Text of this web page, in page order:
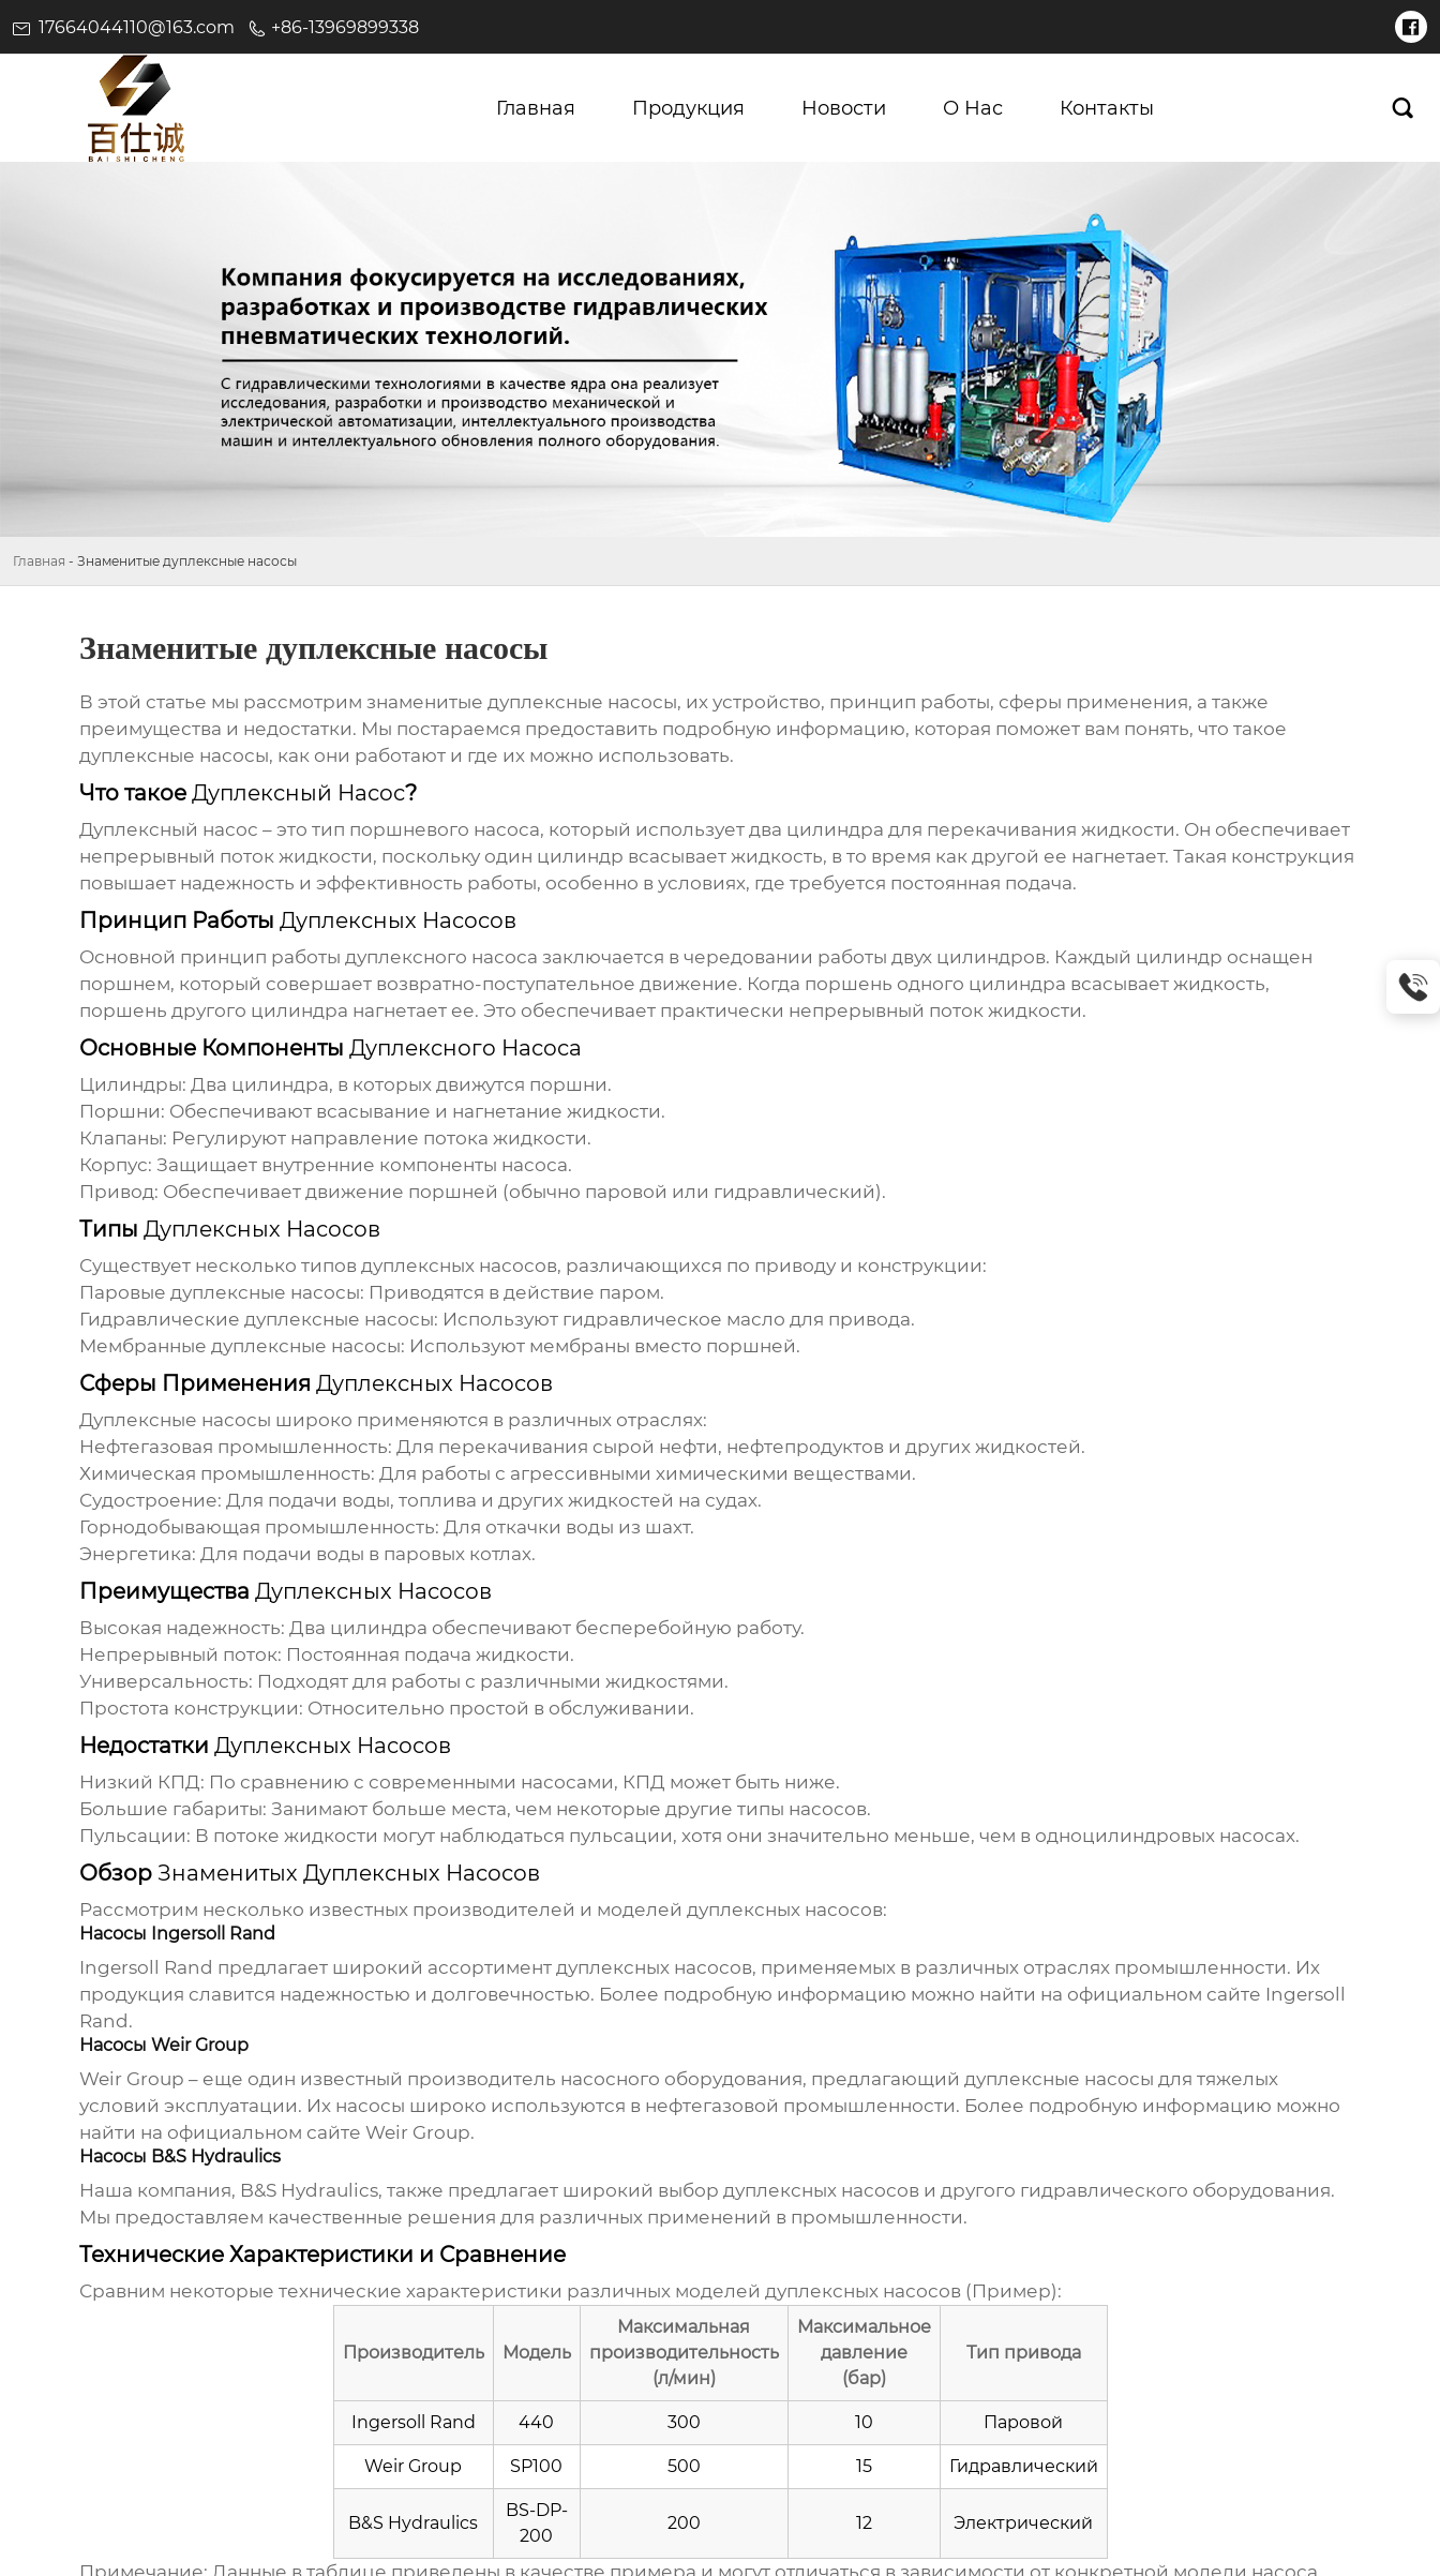
17664044110@163.com +86-13969899338 
Главная Продукция Новости О Нас Контакты 
Главная - Знаменитые дуплексные насосы
Знаменитые дуплексные насосы
В этой статье мы рассмотрим знаменитые дуплексные насосы, их устройство, принцип работы, сферы применения, а также
преимущества и недостатки. Мы постараемся предоставить подробную информацию, которая поможет вам понять, что такое
дуплексные насосы, как они работают и где их можно использовать.
Что такое Дуплексный Насос?
Дуплексный насос – это тип поршневого насоса, который использует два цилиндра для перекачивания жидкости. Он обеспечивает
непрерывный поток жидкости, поскольку один цилиндр всасывает жидкость, в то время как другой ее нагнетает. Такая конструкция
повышает надежность и эффективность работы, особенно в условиях, где требуется постоянная подача.
Принцип Работы Дуплексных Насосов
Основной принцип работы дуплексного насоса заключается в чередовании работы двух цилиндров. Каждый цилиндр оснащен
поршнем, который совершает возвратно-поступательное движение. Когда поршень одного цилиндра всасывает жидкость,
поршень другого цилиндра нагнетает ее. Это обеспечивает практически непрерывный поток жидкости.
Основные Компоненты Дуплексного Насоса
Цилиндры: Два цилиндра, в которых движутся поршни.
Поршни: Обеспечивают всасывание и нагнетание жидкости.
Клапаны: Регулируют направление потока жидкости.
Корпус: Защищает внутренние компоненты насоса.
Привод: Обеспечивает движение поршней (обычно паровой или гидравлический).
Типы Дуплексных Насосов
Существует несколько типов дуплексных насосов, различающихся по приводу и конструкции:
Паровые дуплексные насосы: Приводятся в действие паром.
Гидравлические дуплексные насосы: Используют гидравлическое масло для привода.
Мембранные дуплексные насосы: Используют мембраны вместо поршней.
Сферы Применения Дуплексных Насосов
Дуплексные насосы широко применяются в различных отраслях:
Нефтегазовая промышленность: Для перекачивания сырой нефти, нефтепродуктов и других жидкостей.
Химическая промышленность: Для работы с агрессивными химическими веществами.
Судостроение: Для подачи воды, топлива и других жидкостей на судах.
Горнодобывающая промышленность: Для откачки воды из шахт.
Энергетика: Для подачи воды в паровых котлах.
Преимущества Дуплексных Насосов
Высокая надежность: Два цилиндра обеспечивают бесперебойную работу.
Непрерывный поток: Постоянная подача жидкости.
Универсальность: Подходят для работы с различными жидкостями.
Простота конструкции: Относительно простой в обслуживании.
Недостатки Дуплексных Насосов
Низкий КПД: По сравнению с современными насосами, КПД может быть ниже.
Большие габариты: Занимают больше места, чем некоторые другие типы насосов.
Пульсации: В потоке жидкости могут наблюдаться пульсации, хотя они значительно меньше, чем в одноцилиндровых насосах.
Обзор Знаменитых Дуплексных Насосов
Рассмотрим несколько известных производителей и моделей дуплексных насосов:
Насосы Ingersoll Rand
Ingersoll Rand предлагает широкий ассортимент дуплексных насосов, применяемых в различных отраслях промышленности. Их
продукция славится надежностью и долговечностью. Более подробную информацию можно найти на официальном сайте Ingersoll
Rand .
Насосы Weir Group
Weir Group – еще один известный производитель насосного оборудования, предлагающий дуплексные насосы для тяжелых
условий эксплуатации. Их насосы широко используются в нефтегазовой промышленности. Более подробную информацию можно
найти на официальном сайте Weir Group.
Насосы B&S Hydraulics
Наша компания, B&S Hydraulics, также предлагает широкий выбор дуплексных насосови другого гидравлического оборудования.
Мы предоставляем качественные решения для различных применений в промышленности.
Технические Характеристики и Сравнение
Сравним некоторые технические характеристики различных моделей дуплексных насосов(Пример):
Производитель Модель
Максимальная
производительность
(л/мин)
Максимальное
давление
(бар)
Тип привода
Ingersoll Rand 440 300 10 Паровой
Weir Group SP100 500 15 Гидравлический
B&S Hydraulics
BS-DP-
200
200 12 Электрический